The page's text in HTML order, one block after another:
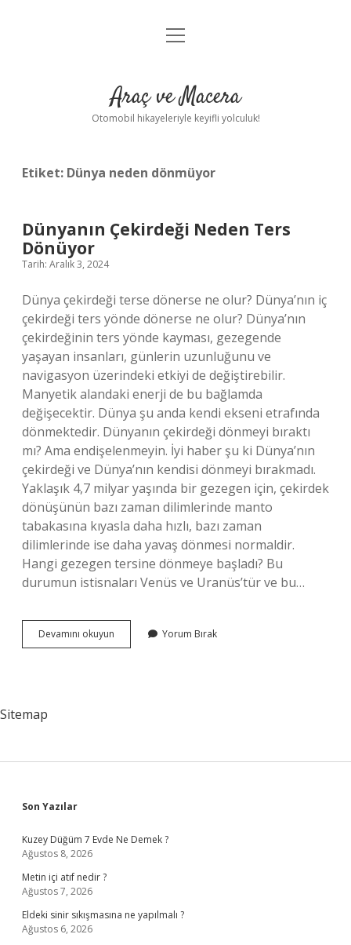
Anasayfa
Yasal Uyarı
menüyü
Araç ve Macera
Otomobil hikayeleriyle keyifli yolculuk!
Etiket: Dünya neden dönmüyor
Dünyanın Çekirdeği Neden Ters
Dönüyor
Tarih: Aralık 3, 2024
Dünya çekirdeği terse dönerse ne olur? Dünya’nın iç
çekirdeği ters yönde dönerse ne olur? Dünya’nın
çekirdeğinin ters yönde kayması, gezegende
yaşayan insanları, günlerin uzunluğunu ve
navigasyon üzerindeki etkiyi de değiştirebilir.
Manyetik alandaki enerji de bu bağlamda
değişecektir. Dünya şu anda kendi ekseni etrafında
dönmektedir. Dünyanın çekirdeği dönmeyi bıraktı
mı? Ama endişelenmeyin. İyi haber şu ki Dünya’nın
çekirdeği ve Dünya’nın kendisi dönmeyi bırakmadı.
Yaklaşık 4,7 milyar yaşında bir gezegen için, çekirdek
dönüşünün bazı zaman dilimlerinde manto
tabakasına kıyasla daha hızlı, bazı zaman
dilimlerinde ise daha yavaş dönmesi normaldir.
Hangi gezegen tersine dönmeye başladı? Bu
durumun istisnaları Venüs ve Uranüs’tür ve bu…
Devamını okuyun Dünyanın
Çekirdeği
Yorum Bırak
Sitemap
Sidebar
Son Yazılar
Kuzey Düğüm 7 Evde Ne Demek ?
Ağustos 8, 2026
Metin içi atıf nedir ?
Ağustos 7, 2026
Eldeki sinir sıkışmasına ne yapılmalı ?
Ağustos 6, 2026